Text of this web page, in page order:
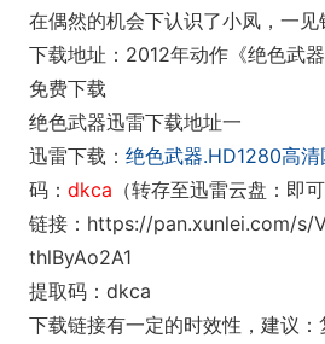
在偶然的机会下认识了小凤，一见
下载地址：2012年动作《绝色武
免费下载
绝色武器迅雷下载地址一
迅雷下载： 绝色武器.HD1280高
码： dkca （转存至迅雷云盘：即
链接：https://pan.xunlei.com/s/
thlByAo2A1
提取码：dkca
下载链接有一定的时效性，建议